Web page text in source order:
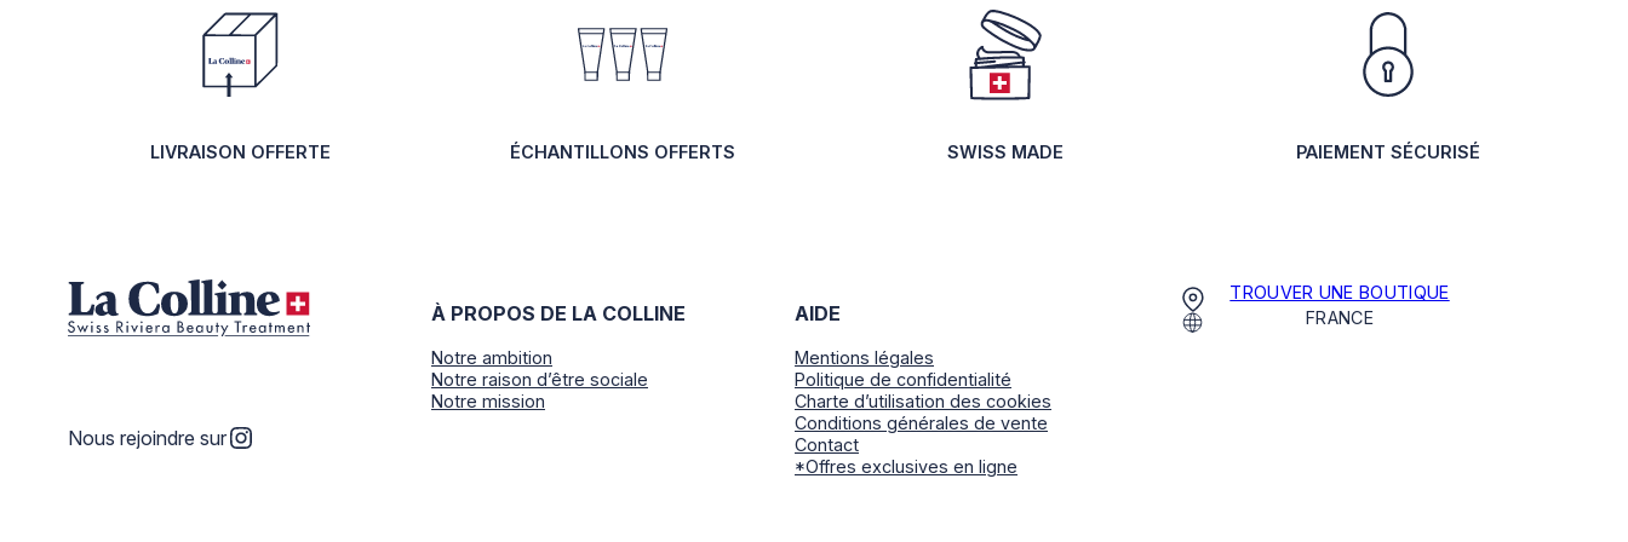
LIVRAISON OFFERTE ÉCHANTILLONS OFFERTS SWISS MADE PAIEMENT SÉCURISÉ
Nous rejoindre surInstagram
À PROPOS DE LA COLLINE
Notre ambition
Notre raison d’être sociale
Notre mission
AIDE
Mentions légales
Politique de confidentialité
Charte d’utilisation des cookies
Conditions générales de vente
Contact
*Offres exclusives en ligne
TROUVER UNE BOUTIQUE
FRANCE